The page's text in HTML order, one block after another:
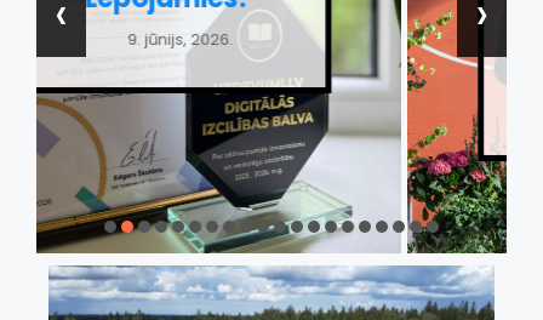
Olimpiešu
svētkos
1. jūnijs, 2026.